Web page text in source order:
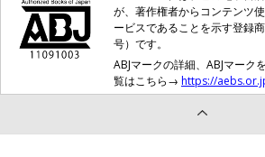
が、著作権者からコンテンツ
ービスであることを示す登録
号）です。
ABJマークの詳細、ABJマーク
覧はこちら→ https://